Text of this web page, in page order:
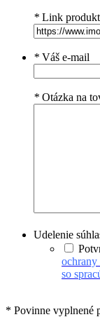
* Link
* Váš e-mail
* Otázka na
Udelenie
ochrany
so
* Povinne vyplnené